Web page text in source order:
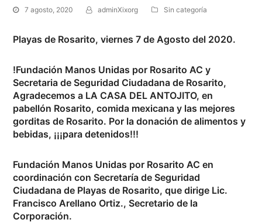
7 agosto, 2020 adminXixorg Sin categoría
Playas de Rosarito, viernes 7 de Agosto del 2020.
!Fundación Manos Unidas por Rosarito AC y
Secretaria de Seguridad Ciudadana de Rosarito,
Agradecemos a LA CASA DEL ANTOJITO, en
pabellón Rosarito, comida mexicana y las mejores
gorditas de Rosarito. Por la donación de alimentos y
bebidas, ¡¡¡para detenidos!!!
Fundación Manos Unidas por Rosarito AC en
coordinación con Secretaría de Seguridad
Ciudadana de Playas de Rosarito, que dirige Lic.
Francisco Arellano Ortiz., Secretario de la
Corporación.